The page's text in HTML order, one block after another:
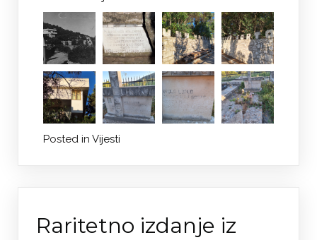
Posted in Vijesti
Raritetno izdanje iz